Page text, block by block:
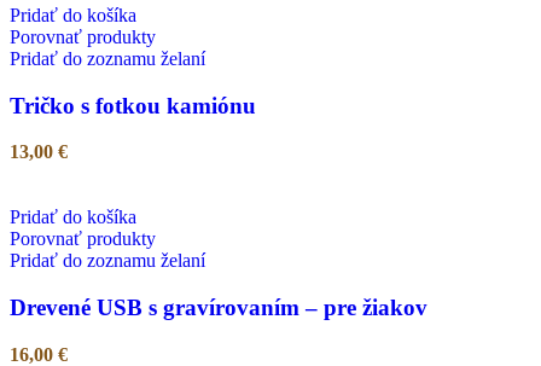
Pridať do košíka
Porovnať produkty
Pridať do zoznamu želaní
Tričko s fotkou kamiónu
13,00 €
Pridať do košíka
Porovnať produkty
Pridať do zoznamu želaní
Drevené USB s gravírovaním – pre žiakov
16,00 €